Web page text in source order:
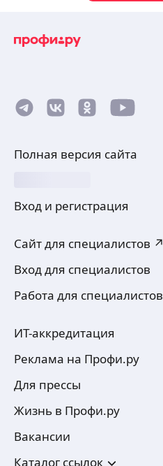
Полная версия сайта
Вход и регистрация
Сайт для специалистов ↗
Вход для специалистов
Работа для специалистов
ИТ-аккредитация
Реклама на Профи.ру
Для прессы
Жизнь в Профи.ру
Вакансии
Каталог ссылок